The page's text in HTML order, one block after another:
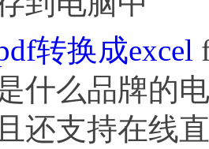
转换成excel
什么品牌的
还支持在线